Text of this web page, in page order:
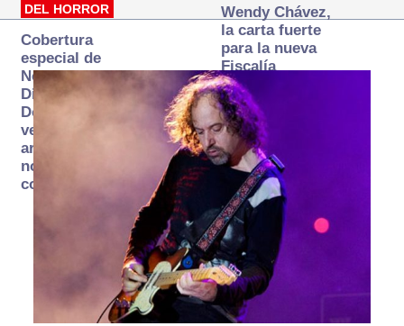
DEL HORROR
Cobertura
especial de
Norte
Digital:
Donde la
verdad
arde… pero
no se
consume
Wendy Chávez,
la carta fuerte
para la nueva
Fiscalía
autónoma